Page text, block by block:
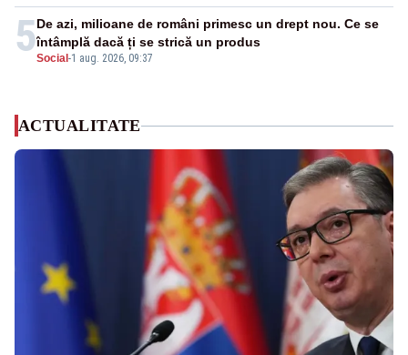
5Social -1 aug. 2026, 09:37
De azi, milioane de români primesc un drept nou. Ce se
întâmplă dacă ți se strică un produs
ACTUALITATE